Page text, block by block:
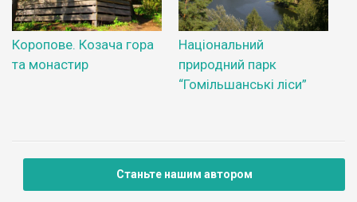
Коропове. Козача гора
та монастир
Національний
природний парк
“Гомільшанські ліси”
Станьте нашим автором